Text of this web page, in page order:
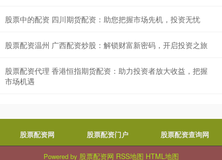
股票中的配资 四川期货配资：助您把握市场先机，投资无忧
股票配资温州 广西配资炒股：解锁财富新密码，开启投资之旅
股票配资代理 香港恒指期货配资：助力投资者放大收益，把握
市场机遇
股票配资网 股票配资门户 股票配资查询网
Powered by 股票配资网 RSS地图 HTML地图